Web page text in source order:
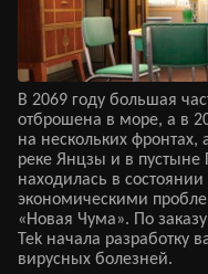
В 2069 году большая
отброшена в море, а в
на нескольких фронтах,
реке Янцзы и в
находилась в
экономическими
«Новая Чума». По
Tek начала разработку
вирусных болезней.